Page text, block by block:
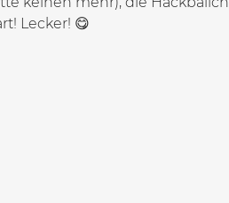
Lecker! 😋